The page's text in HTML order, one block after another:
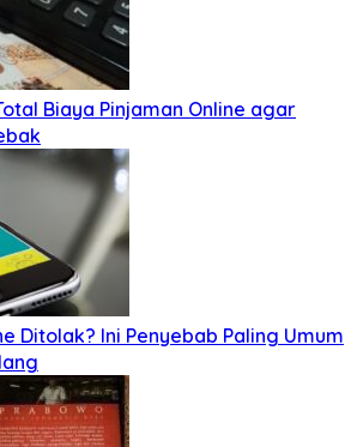
Biaya Pinjaman Online agar
Ditolak? Ini Penyebab Paling Umum